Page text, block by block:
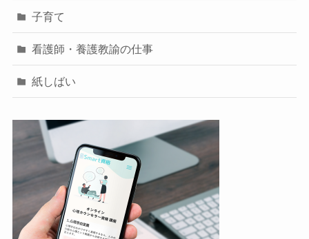
子育て
看護師・養護教諭の仕事
紙しばい